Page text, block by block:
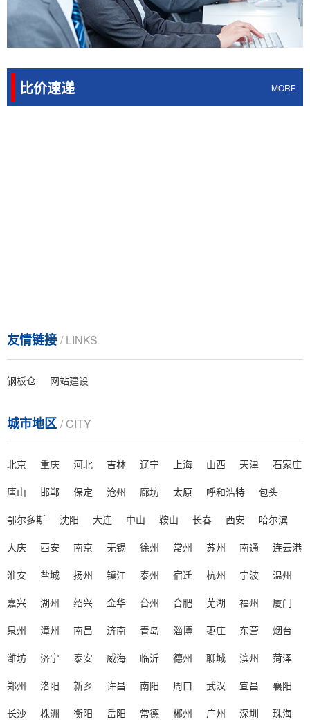
比价速递 MORE
友情链接 / LINKS
钢板仓 网站建设
城市地区 / CITY
北京 重庆 河北 吉林 辽宁 上海 山西 天津
石家庄
唐山
邯郸 保定 沧州 廊坊 太原 呼和浩特
包头
鄂尔多斯
沈阳 大连 中山 鞍山 长春 西安
哈尔滨
大庆
西安 南京 无锡 徐州 常州 苏州 南通
连云港
淮安
盐城 扬州 镇江 泰州 宿迁 杭州 宁波
温州
嘉兴
湖州 绍兴 金华 台州 合肥 芜湖 福州
厦门
泉州
漳州 南昌 济南 青岛 淄博 枣庄 东营
烟台
潍坊
济宁 泰安 威海 临沂 德州 聊城 滨州
菏泽
郑州
洛阳 新乡 许昌 南阳 周口 武汉 宜昌
襄阳
长沙
株洲 衡阳 岳阳 常德 郴州 广州 深圳 珠海